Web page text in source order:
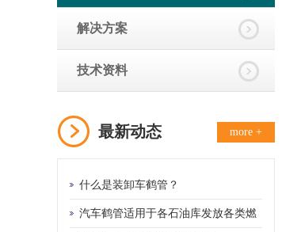
解决方案
技术资料
最新动态 more +
什么是装卸车鹤管？
汽车鹤管适用于各石油库发放各类燃